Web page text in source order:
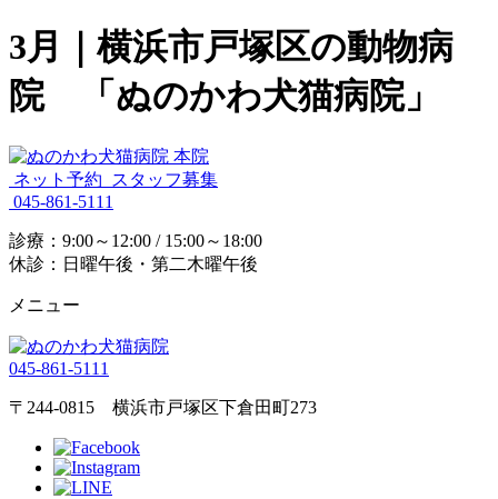
3月｜横浜市戸塚区の動物病
院 「ぬのかわ犬猫病院」
ネット予約
スタッフ募集
045-861-5111
診療：9:00～12:00 / 15:00～18:00
休診：日曜午後・第二木曜午後
メニュー
045-861-5111
〒244-0815 横浜市戸塚区下倉田町273